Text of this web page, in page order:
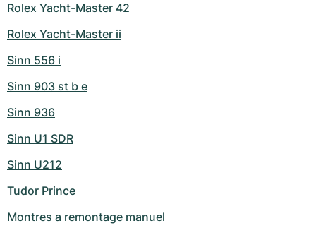
Rolex Yacht-Master 42
Rolex Yacht-Master ii
Sinn 556 i
Sinn 903 st b e
Sinn 936
Sinn U1 SDR
Sinn U212
Tudor Prince
Montres a remontage manuel